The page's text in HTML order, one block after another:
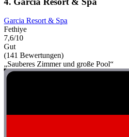
Garcia Resort & Spa
Fethiye
7,6/10
Gut
(141 Bewertungen)
„Sauberes Zimmer und große Pool“